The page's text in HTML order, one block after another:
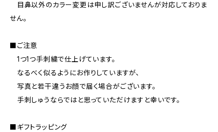
目鼻以外のカラー変更は申し訳ございませんが対応しておりま
せん。
■ご注意
1つ1つ手刺繍で仕上げています。
なるべく似るようにお作りしていますが、
写真と若干違うお顔で届く場合がございます。
手刺しゅうならではと思っていただけますと幸いです。
■ギフトラッピング